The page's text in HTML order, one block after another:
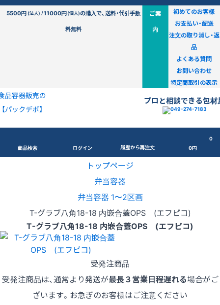
5500円(法人) /11000円(個人)の購入で、送料・代引手数
料無料
ご案
内
初めてのお客様
お支払い・配送
注文の取り消し・返
品
よくある質問
お問い合わせ
特定商取引の表示
品容器販売の
【パックデポ】
プロと相談できる包材
商品検索 ログイン 履歴から再注文
0
0円
トップページ
弁当容器
弁当容器 1〜2区画
T-グラブ八角18-18 内嵌合蓋OPS (エフピコ)
T-グラブ八角18-18 内嵌合蓋OPS (エフピコ)
受発注商品
受発注商品は、通常より発送が最長３営業日程遅れる場合がご
ざいます。お急ぎのお客様はご注意ください